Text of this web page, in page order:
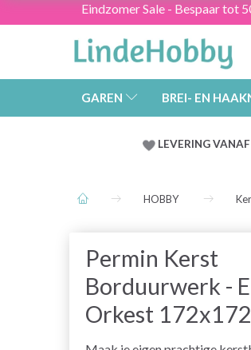
Eindzomer Sale - Bespaar tot
GAREN BREI- EN
LEVERING
HOBBY
Permin Kerst
Borduurwerk -
Orkest